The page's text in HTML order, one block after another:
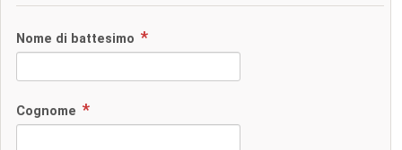
Nome di battesimo
Cognome